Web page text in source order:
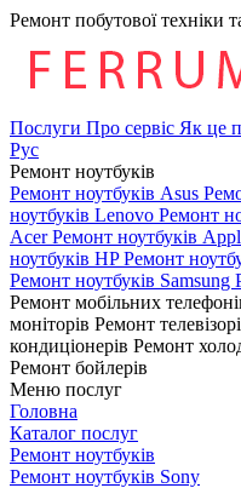
Ремонт побутової техніки
Послуги Про сервіс Як це
Рус
Ремонт ноутбуків
Ремонт ноутбуків Asus
ноутбуків Lenovo Ремонт
AcerРемонт ноутбуків
ноутбуків HPРемонт
Ремонт ноутбуків Samsung
Ремонт мобільних
моніторів Ремонт
кондиціонерів Ремонт
Ремонт бойлерів
Меню послуг
Головна
Каталог послуг
Ремонт ноутбуків
Ремонт ноутбуків Sony